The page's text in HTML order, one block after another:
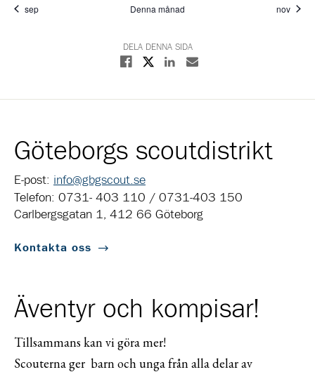
sep Denna månad nov
DELA DENNA SIDA
Dela på Facebook
Dela på XDela på Linkedin
Dela med E-post
Göteborgs scoutdistrikt
E-post: info@gbgscout.se
Telefon: 0731- 403 110 / 0731-403 150
Carlbergsgatan 1, 412 66 Göteborg
Kontakta oss
Äventyr och kompisar!
Tillsammans kan vi göra mer!
Scouterna ger barn och unga från alla delar av